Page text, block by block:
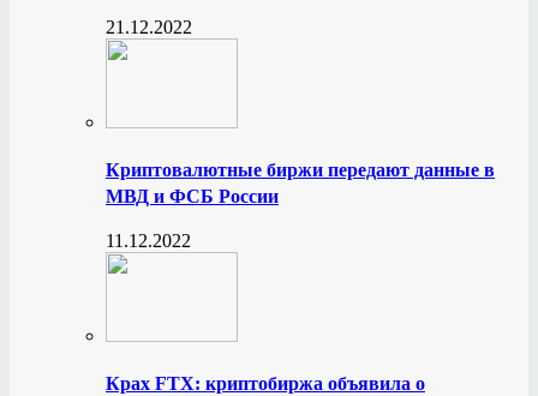
21.12.2022
Криптовалютные биржи передают данные в
МВД и ФСБ России
11.12.2022
Крах FTX: криптобиржа объявила о